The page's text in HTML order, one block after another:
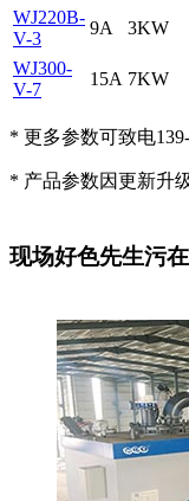
WJ220B-
V-3
9A 3KW
WJ300-
V-7
15A 7KW
* 更多参数可致电
* 产品参数因更新升
现场好色先生污